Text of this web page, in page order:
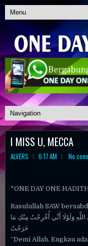
I MISS U, MECCA
ALVERS 6:17 AM No
*ONE DAY ONE
Rasulullah SAW
وَلَوْلَا أَنِّي أُخْرِجْتُ مِنْكِ مَا
خَرَجْتُ
“Demi Allah. Engkau